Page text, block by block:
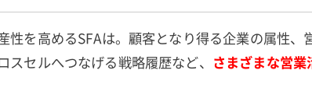
性を高めるSFAは。顧客となり得る企業の属性、
セルへつなげる戦略履歴など、 さまざまな営